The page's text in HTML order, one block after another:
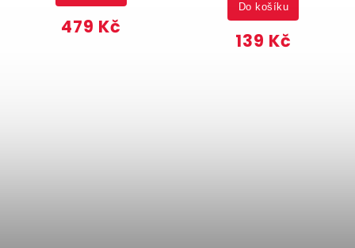
479 Kč
139 Kč
Do košíku